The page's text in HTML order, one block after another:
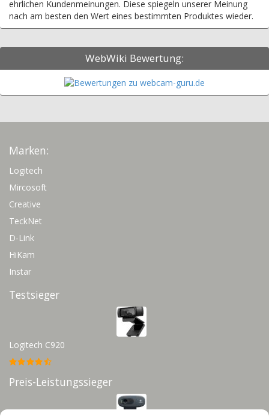
ehrlichen Kundenmeinungen. Diese spiegeln unserer Meinung
nach am besten den Wert eines bestimmten Produktes wieder.
WebWiki Bewertung:
Marken:
Logitech
Mircosoft
Creative
TeckNet
D-Link
HiKam
Instar
Testsieger
Logitech C920
Preis-Leistungssieger